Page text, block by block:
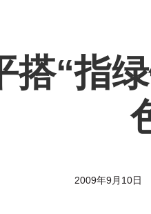
搭“指
2009年9月10日